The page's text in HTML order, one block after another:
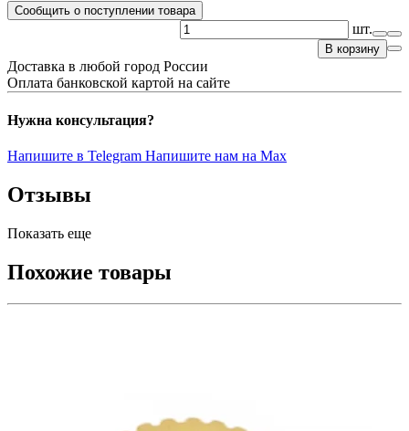
Сообщить о поступлении товара
шт.
В корзину
Доставка в любой город России
Оплата банковской картой на сайте
Нужна консультация?
Напишите в Telegram Напишите нам на Max
Отзывы
Показать еще
Похожие товары